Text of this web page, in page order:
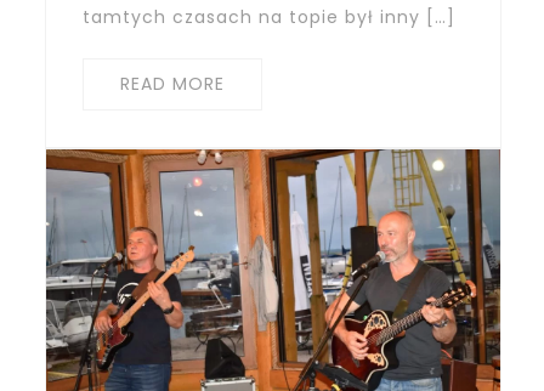
tamtych czasach na topie był inny […]
READ MORE